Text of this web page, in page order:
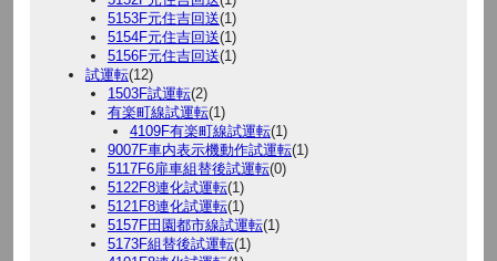
5153F元住吉回送(1)
5154F元住吉回送(1)
5156F元住吉回送(1)
試運転(12)
1503F試運転(2)
有楽町線試運転(1)
4109F有楽町線試運転(1)
9007F車内表示機動作試運転(1)
5117F6扉車組替後試運転(0)
5122F8連化試運転(1)
5121F8連化試運転(1)
5157F田園都市線試運転(1)
5173F組替後試運転(1)